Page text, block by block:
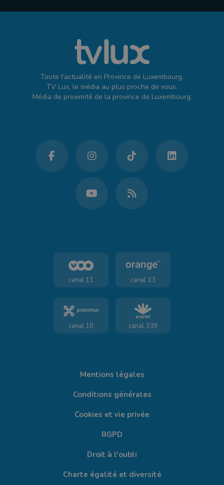
Toute l'actualité en Province de Luxembourg.
TV Lux, le média au plus proche de vous.
Média de proximité de la province de Luxembourg.
canal 11 canal 13
canal 10 canal 339
Mentions légales
Conditions générales
Cookies et vie privée
RGPD
Droit à l'oubli
Charte égalité et diversité